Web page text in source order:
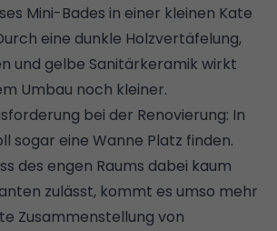
Mini-Bades in einer kleinen Kate
eine dunkle Holzvertäfelung,
und gelbe Sanitärkeramik wirkt
Umbau noch kleiner.
bei der Renovierung: In
sogar eine Wanne Platz finden.
des engen Raums dabei kaum
zulässt, kommt es umso mehr
Zusammenstellung von